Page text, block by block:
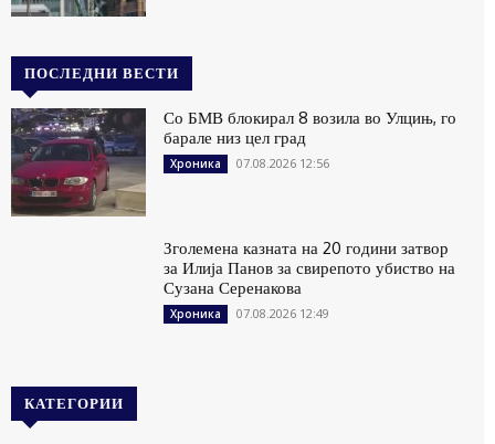
ПОСЛЕДНИ ВЕСТИ
Со БМВ блокирал 8 возила во Улцињ, го
барале низ цел град
Хроника 07.08.2026 12:56
Зголемена казната на 20 години затвор
за Илија Панов за свирепото убиство на
Сузана Серенакова
Хроника 07.08.2026 12:49
КАТЕГОРИИ